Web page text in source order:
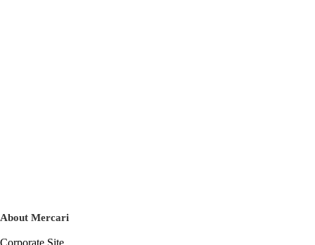
About Mercari
Corporate Site